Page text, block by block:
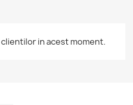
in acest moment.